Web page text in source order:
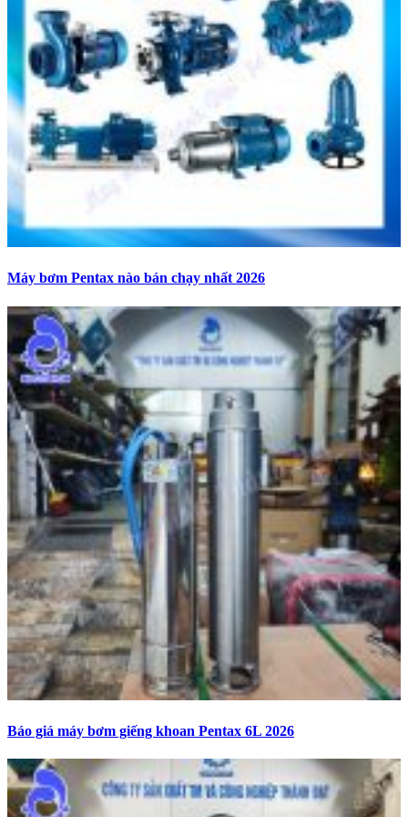
Máy bơm Pentax nào bán chạy nhất 2026
Báo giá máy bơm giếng khoan Pentax 6L 2026